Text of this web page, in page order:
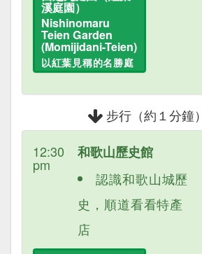
溪庭園）
Nishinomaru
Teien Garden
(Momijidani-Teien)
以紅葉見稱的名勝庭
園
步行（約１分鐘）
12:30
pm
和歌山歷史館
認識和歌山城歷
史，順道看看特產
店